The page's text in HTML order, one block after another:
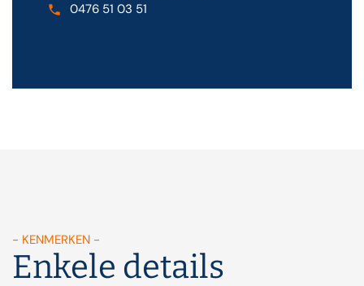
0476 51 03 51
- KENMERKEN -
Enkele details